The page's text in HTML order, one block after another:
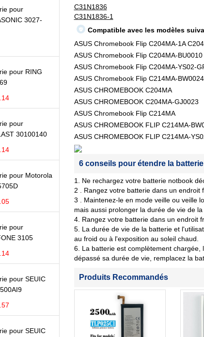
pour
3027-
pour RING
pour
30100140
pour Motorola
pour
3105
pour SEUIC
pour SEUIC
C31N1836
C31N1836-1
Compatible avec les modèles
ASUS Chromebook Flip C204MA-1A
ASUS Chromebook Flip C204MA-
ASUS Chromebook Flip C204MA-YS02-
ASUS Chromebook Flip C214MA-
ASUS CHROMEBOOK C204MA
ASUS CHROMEBOOK C204MA-GJ0023
ASUS Chromebook Flip C214MA
ASUS CHROMEBOOK FLIP C214MA-
ASUS CHROMEBOOK FLIP C214MA-
6 conseils pour étendre la
1. Ne rechargez votre batterie notbook
2 . Rangez votre batterie dans un endroit
3 . Maintenez-le en mode veille ou veille
mais aussi prolonger la durée de vie de
4. Rangez votre batterie dans un endroit
5. La durée de vie de la batterie et
au froid ou à l'exposition au soleil chaud.
6. La batterie est complètement
dépassé sa durée de vie, remplacez la
Produits Recommandés